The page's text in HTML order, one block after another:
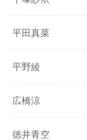
平田真菜
平野綾
広橋涼
徳井青空